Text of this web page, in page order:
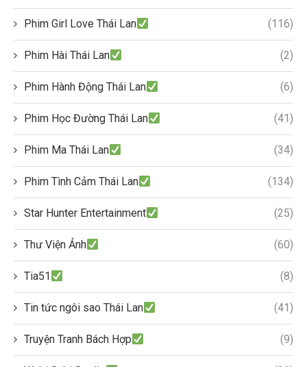
Phim Girl Love Thái Lan (116)
Phim Hài Thái Lan (2)
Phim Hành Động Thái Lan (6)
Phim Học Đường Thái Lan (41)
Phim Ma Thái Lan (34)
Phim Tình Cảm Thái Lan (134)
Star Hunter Entertainment (25)
Thư Viện Ảnh (60)
Tia51 (8)
Tin tức ngôi sao Thái Lan (41)
Truyện Tranh Bách Hợp (9)